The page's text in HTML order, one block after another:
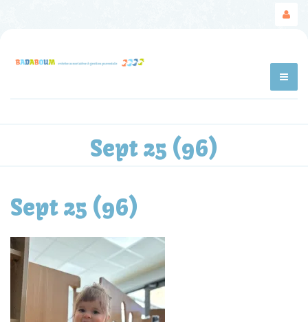
Sept 25 (96)
Sept 25 (96)